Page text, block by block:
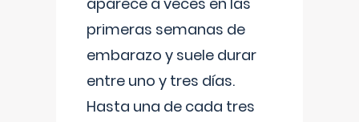
primeras semanas de
embarazo y suele durar
entre uno y tres días.
Hasta una de cada tres